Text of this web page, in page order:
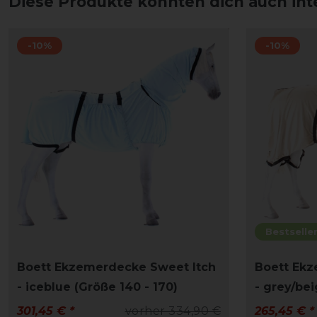
-10%
Boett Ekzemerdecke Sweet Itch
- iceblue (Größe 140 - 170)
vorher 334,90 €
301,45 € *
Bestseller
-10%
Boett
- grey/
265,45 € *